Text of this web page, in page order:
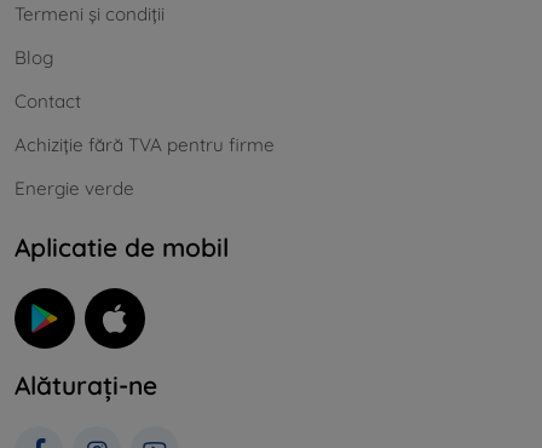
Termeni și condiții
Blog
Contact
Achiziție fără TVA pentru firme
Energie verde
Aplicatie de mobil
Alăturați-ne